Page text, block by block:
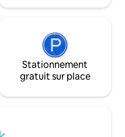
Stationnement
gratuit sur place